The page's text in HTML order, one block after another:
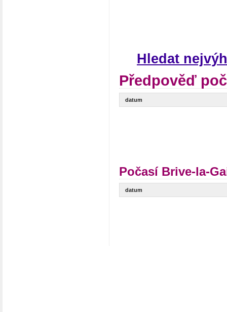
Hledat
Předpověď
datum
Počasí Brive-la-
datum